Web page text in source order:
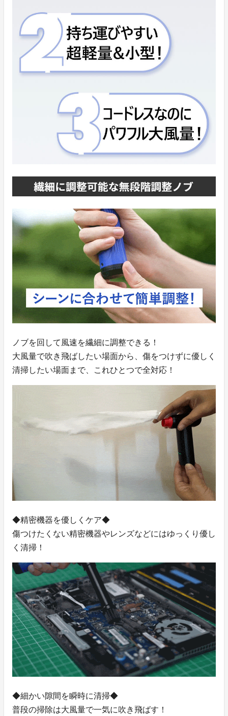
ノブを回して風速を繊細に調整できる！
大風量で吹き飛ばしたい場面から、傷をつけずに優しく
清掃したい場面まで、これひとつで全対応！
◆精密機器を優しくケア◆
傷つけたくない精密機器やレンズなどにはゆっくり優し
く清掃！
◆細かい隙間を瞬時に清掃◆
普段の掃除は大風量で一気に吹き飛ばす！